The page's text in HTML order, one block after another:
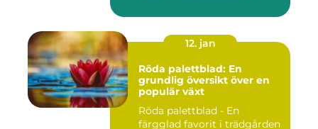
12. jan
Röda palettblad: En
grundlig översikt över en
populär växt
Röda palettblad - En
färgglad favorit i trädgården